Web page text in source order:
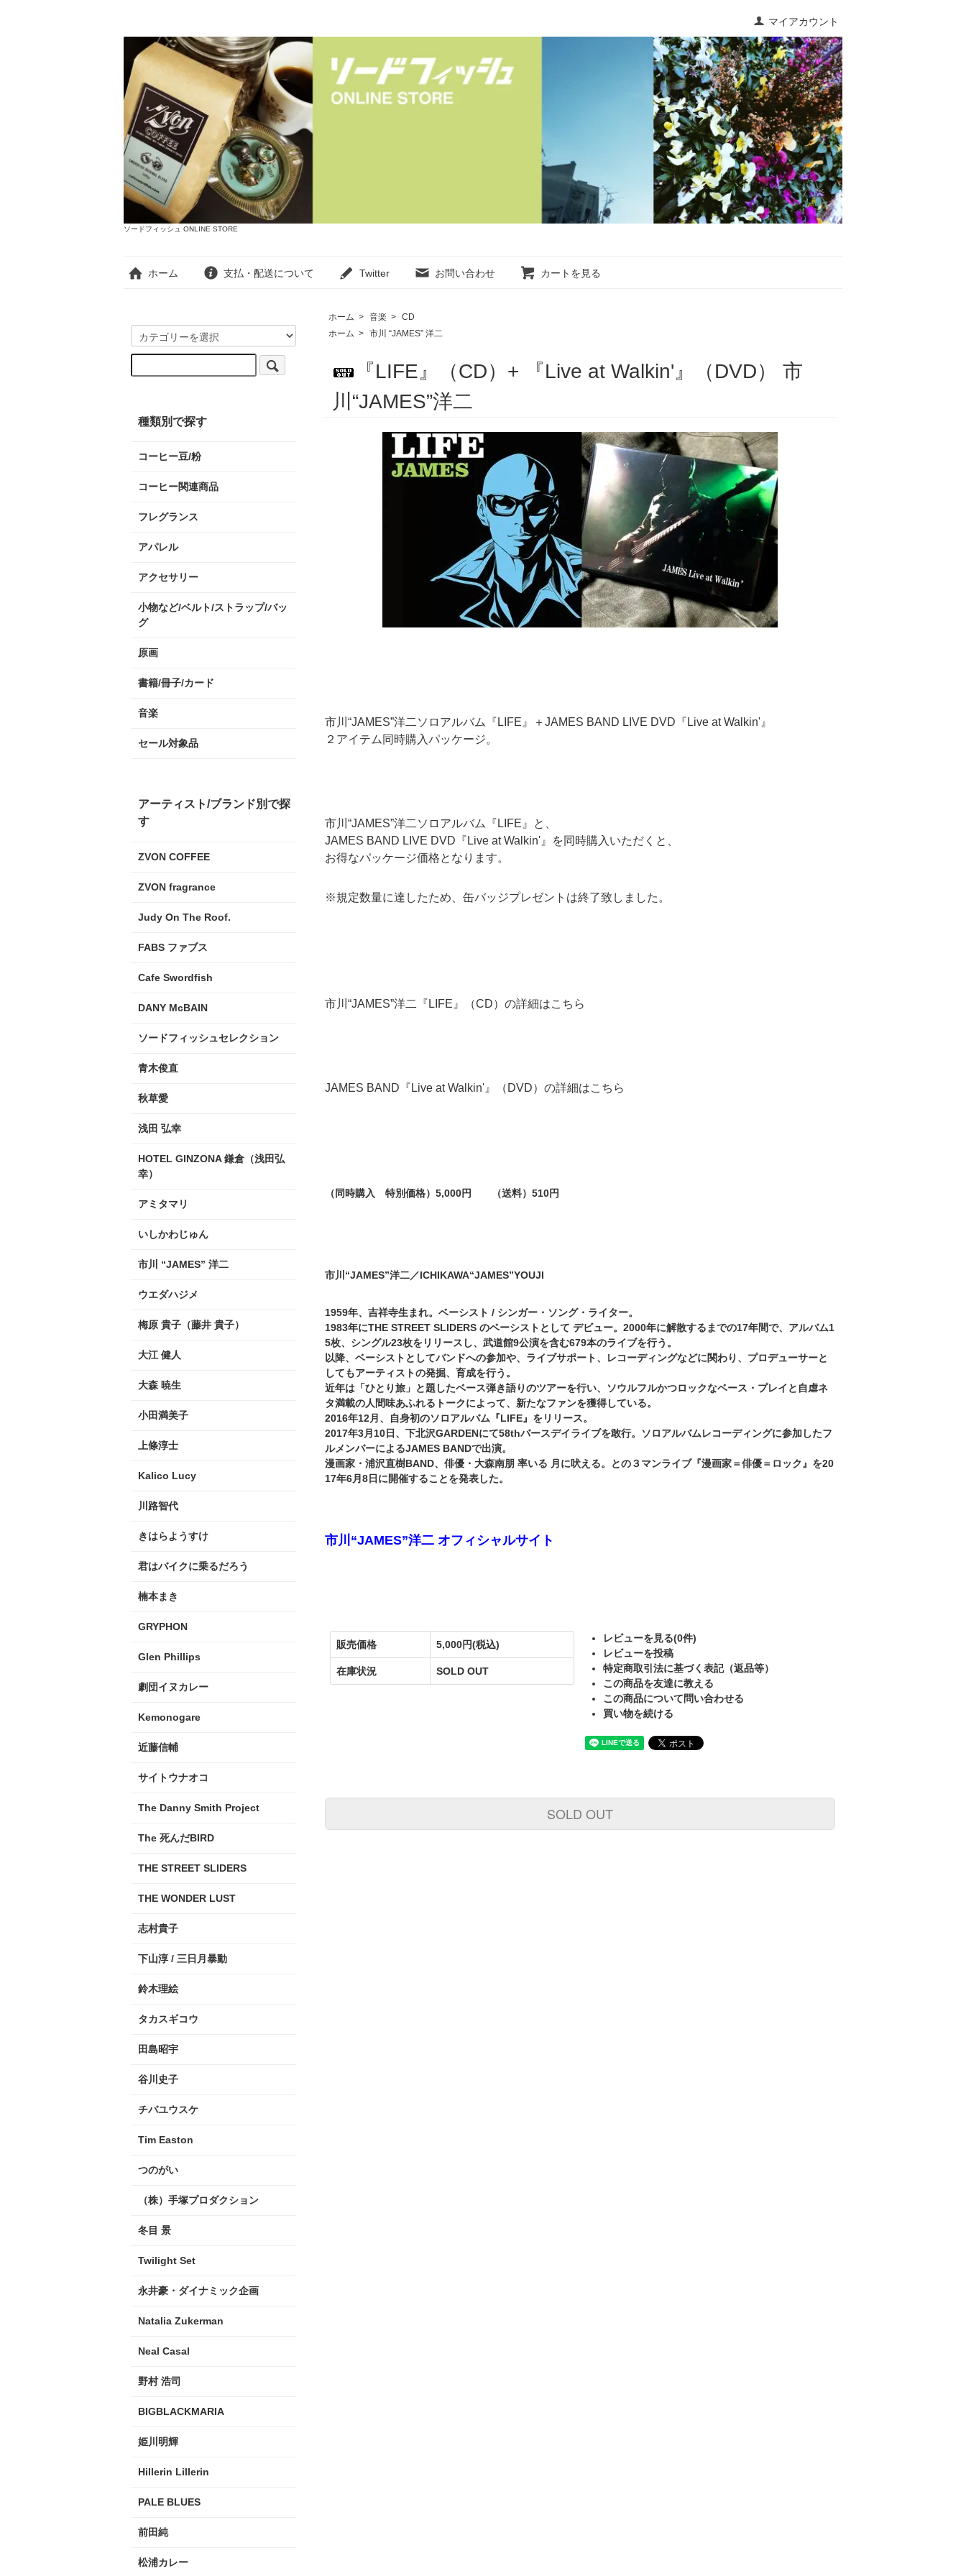
マイアカウント
ソードフィッシュ ONLINE STORE
ホーム 支払・配送について Twitter お問い合わせ カートを見る
ホーム > 音楽 > CD
ホーム > 市川 “JAMES” 洋二
『LIFE』（CD）+ 『Live at Walkin'』（DVD） 市
川“JAMES”洋二
市川“JAMES”洋二ソロアルバム『LIFE』＋JAMES BAND LIVE DVD『Live at Walkin'』
２アイテム同時購入パッケージ。
市川“JAMES”洋二ソロアルバム『LIFE』と、
JAMES BAND LIVE DVD『Live at Walkin'』を同時購入いただくと、
お得なパッケージ価格となります。
※規定数量に達したため、缶バッジプレゼントは終了致しました。
市川“JAMES”洋二『LIFE』（CD）の詳細はこちら
JAMES BAND『Live at Walkin'』（DVD）の詳細はこちら
（同時購入 特別価格）5,000円 （送料）510円
市川“JAMES”洋二／ICHIKAWA“JAMES”YOUJI
1959年、吉祥寺生まれ。ベーシスト / シンガー・ソング・ライター。
1983年にTHE STREET SLIDERS のベーシストとして デビュー。2000年に解散するまでの17年間で、アルバム1
5枚、シングル23枚をリリースし、武道館9公演を含む679本のライブを行う。
以降、ベーシストとしてバンドへの参加や、ライブサポート、レコーディングなどに関わり、プロデューサーと
してもアーティストの発掘、育成を行う。
近年は「ひとり旅」と題したベース弾き語りのツアーを行い、ソウルフルかつロックなベース・プレイと自虐ネ
タ満載の人間味あふれるトークによって、新たなファンを獲得している。
2016年12月、自身初のソロアルバム『LIFE』をリリース。
2017年3月10日、下北沢GARDENにて58thバースデイライブを敢行。ソロアルバムレコーディングに参加したフ
ルメンバーによるJAMES BANDで出演。
漫画家・浦沢直樹BAND、俳優・大森南朋 率いる 月に吠える。との３マンライブ『漫画家＝俳優＝ロック』を20
17年6月8日に開催することを発表した。
市川“JAMES”洋二 オフィシャルサイト
販売価格 5,000円(税込)
在庫状況 SOLD OUT
レビューを見る(0件)
レビューを投稿
特定商取引法に基づく表記（返品等）
この商品を友達に教える
この商品について問い合わせる
買い物を続ける
SOLD OUT
種類別で探す
コーヒー豆/粉
コーヒー関連商品
フレグランス
アパレル
アクセサリー
小物など/ベルト/ストラップ/バッ
グ
原画
書籍/冊子/カード
音楽
セール対象品
アーティスト/ブランド別で探
す
ZVON COFFEE
ZVON fragrance
Judy On The Roof.
FABS ファブス
Cafe Swordfish
DANY McBAIN
ソードフィッシュセレクション
青木俊直
秋草愛
浅田 弘幸
HOTEL GINZONA 鎌倉（浅田弘
幸）
アミタマリ
いしかわじゅん
市川 “JAMES” 洋二
ウエダハジメ
梅原 貴子（藤井 貴子）
大江 健人
大森 暁生
小田満美子
上條淳士
Kalico Lucy
川路智代
きはらようすけ
君はバイクに乗るだろう
楠本まき
GRYPHON
Glen Phillips
劇団イヌカレー
Kemonogare
近藤信輔
サイトウナオコ
The Danny Smith Project
The 死んだBIRD
THE STREET SLIDERS
THE WONDER LUST
志村貴子
下山淳 / 三日月暴動
鈴木理絵
タカスギコウ
田島昭宇
谷川史子
チバユウスケ
Tim Easton
つのがい
（株）手塚プロダクション
冬目 景
Twilight Set
永井豪・ダイナミック企画
Natalia Zukerman
Neal Casal
野村 浩司
BIGBLACKMARIA
姫川明輝
Hillerin Lillerin
PALE BLUES
前田純
松浦カレー